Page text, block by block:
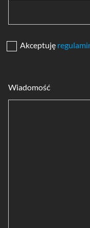
Akceptuję
Wiadomość